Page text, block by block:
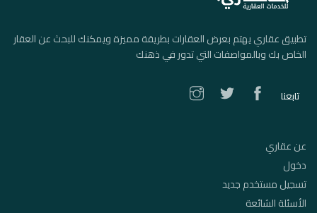
تطبيق عقاري يهتم بعرض العقارات بطريقة مميزة ويمكنك للبحث عن العقار
الخاص بك وبالمواصفات التي تدور في ذهنك
تابعنا
عن عقاري
دخول
تسجيل مستخدم جديد
الأسئلة الشائعة